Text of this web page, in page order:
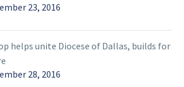
23, 2016
helps unite Diocese of Dallas, builds for
28, 2016